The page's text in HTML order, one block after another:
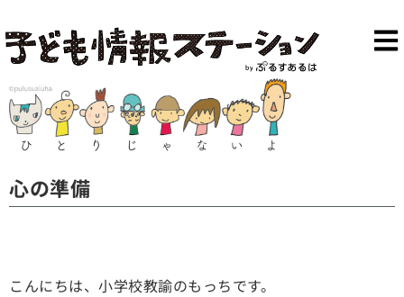
心の準備
こんにちは、小学校教諭のもっちです。